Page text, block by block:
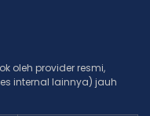
oleh provider resmi,
internal lainnya) jauh